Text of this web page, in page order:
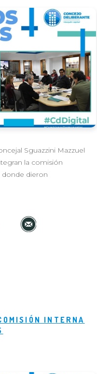
Sguazzini Mazzuel
la comisión
donde dieron
INTERNA